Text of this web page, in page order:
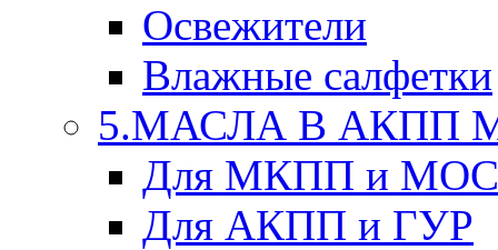
Освежители
Влажные салфетки
5.МАСЛА В АКПП
Для МКПП и
Для АКПП и ГУР